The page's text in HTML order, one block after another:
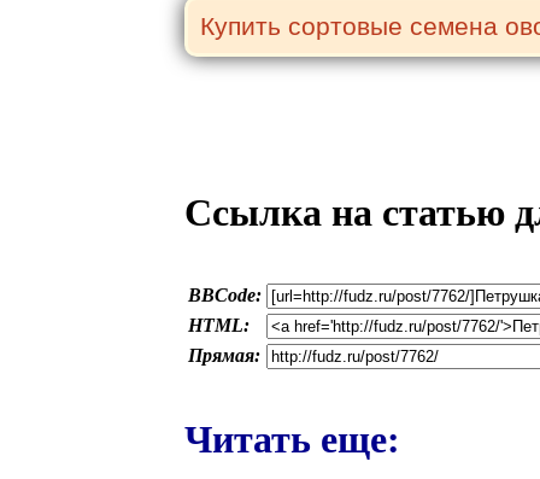
Ссылка на статью
BBCode:
HTML:
Прямая:
Читать еще: